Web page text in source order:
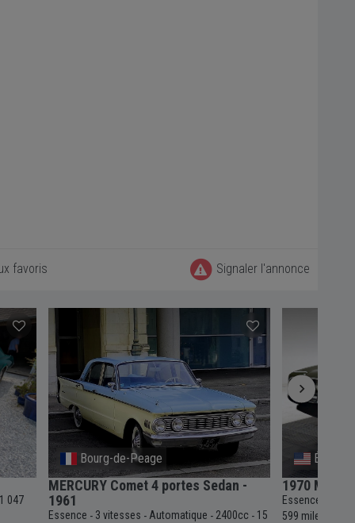
favoris Signaler l'annonce
047
Bourg-de-Peage
MERCURY Comet 4 portes Sedan -
1961
Essence - 3 vitesses - Automatique - 2400cc - 15
États-
1970
Essence
599 miles